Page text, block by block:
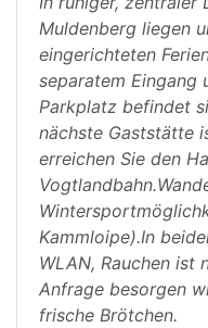
Muldenberg liegen
eingerichteten
separatem Eingang
Parkplatz befindet
nächste Gaststätte
erreichen Sie den
Kammloipe).In
WLAN, Rauchen ist
Anfrage besorgen
frische Brötchen.